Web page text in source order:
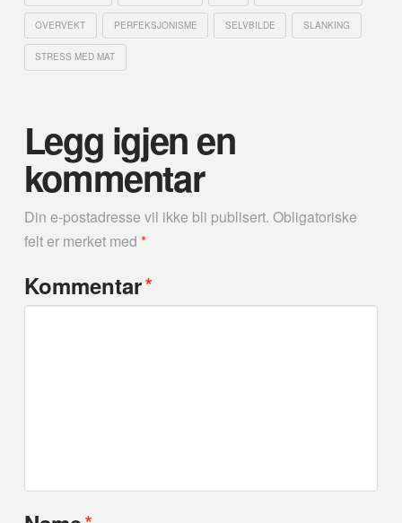
OVERVEKT PERFEKSJONISME SELVBILDE SLANKING
STRESS MED MAT
Legg igjen en
kommentar
Din e-postadresse vil ikke bli publisert. Obligatoriske
felt er merket med *
Kommentar*